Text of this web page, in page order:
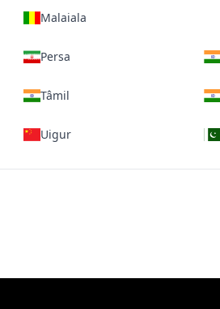
Malaiala
Persa
Tâmil
Uigur